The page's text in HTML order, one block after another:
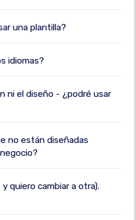
una plantilla?
idiomas?
ni el diseño - ¿podré usar
no están diseñadas
quiero cambiar a otra).